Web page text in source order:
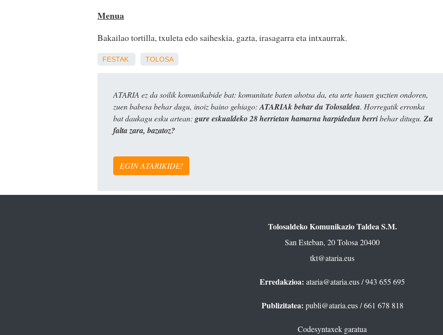
Menua
Bakailao tortilla, txuleta edo saiheskia, gazta, irasagarra eta intxaurrak.
FESTAK TOLOSA
ATARIA ez da soilik komunikabide bat: komunitate baten ahotsa da, eta urte hauen guztien ondoren,
zuen babesa behar dugu, inoiz baino gehiago: ATARIAk behar du Tolosaldea. Horregatik erronka
bat daukagu esku artean: gure eskualdeko 28 herrietan hamarna harpidedun berribehar ditugu. Zu
falta zara, bazatoz?
EGIN ATARIKIDE!
Tolosaldeko Komunikazio Taldea S.M.
San Esteban, 20 Tolosa 20400
tkt@ataria.eus
Erredakzioa: ataria@ataria.eus/ 943 655 695
Publizitatea: publi@ataria.eus/ 661 678 818
Codesyntaxek garatua